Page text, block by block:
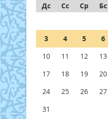
Дс
Сс Ср Бс
3
4 5 6
10
11 12 13
17
18 19 20
24
25 26 27
31